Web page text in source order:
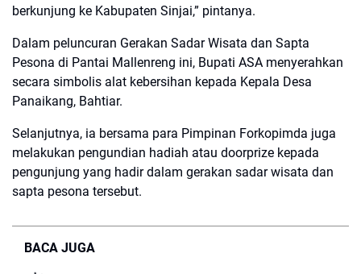
berkunjung ke Kabupaten Sinjai,” pintanya.
Dalam peluncuran Gerakan Sadar Wisata dan Sapta
Pesona di Pantai Mallenreng ini, Bupati ASA menyerahkan
secara simbolis alat kebersihan kepada Kepala Desa
Panaikang, Bahtiar.
Selanjutnya, ia bersama para Pimpinan Forkopimda juga
melakukan pengundian hadiah atau doorprize kepada
pengunjung yang hadir dalam gerakan sadar wisata dan
sapta pesona tersebut.
BACA JUGA